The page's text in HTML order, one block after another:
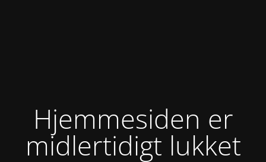
Hjemmesiden er
midlertidigt lukket